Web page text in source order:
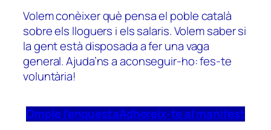
Volem conèixer què pensa el poble català
sobre els lloguers i els salaris. Volem saber si
la gent està disposada a fer una vaga
general. Ajuda’ns a aconseguir-ho: fes-te
voluntària!
Omple l’enquestaAdhereix-te al manifest